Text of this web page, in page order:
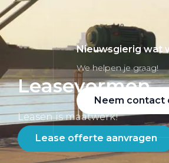
Nieuwsgierig wat
We helpen je graag!
Neem contact
Leasevormen
Leasen is maatwerk!
Lease offerte aanvragen